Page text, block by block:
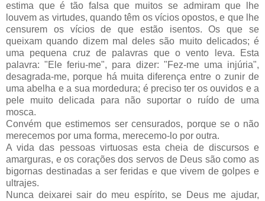
estima que é tão falsa que muitos se admiram que lhe
louvem as virtudes, quando têm os vícios opostos, e que lhe
censurem os vícios de que estão isentos. Os que se
queixam quando dizem mal deles são muito delicados; é
uma pequena cruz de palavras que o vento leva. Esta
palavra: "Ele feriu-me", para dizer: "Fez-me uma injúria",
desagrada-me, porque há muita diferença entre o zunir de
uma abelha e a sua mordedura; é preciso ter os ouvidos e a
pele muito delicada para não suportar o ruído de uma
mosca.
Convém que estimemos ser censurados, porque se o não
merecemos por uma forma, merecemo-lo por outra.
A vida das pessoas virtuosas esta cheia de discursos e
amarguras, e os corações dos servos de Deus são como as
bigornas destinadas a ser feridas e que vivem de golpes e
ultrajes.
Nunca deixarei sair do meu espírito, se Deus me ajudar,